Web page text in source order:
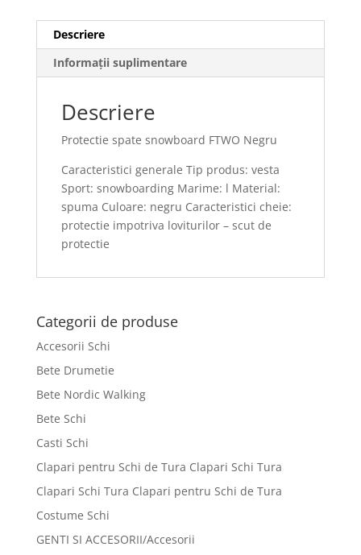
Descriere
Informații suplimentare
Descriere
Protectie spate snowboard FTWO Negru
Caracteristici generale Tip produs: vesta
Sport: snowboarding Marime: l Material:
spuma Culoare: negru Caracteristici cheie:
protectie impotriva loviturilor – scut de
protectie
Categorii de produse
Accesorii Schi
Bete Drumetie
Bete Nordic Walking
Bete Schi
Casti Schi
Clapari pentru Schi de Tura Clapari Schi Tura
Clapari Schi Tura Clapari pentru Schi de Tura
Costume Schi
GENTI SI ACCESORII/Accesorii